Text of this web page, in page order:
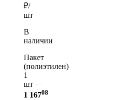
₽/
шт
В
наличии
Пакет
(полиэтилен)
1
шт —
1 16708